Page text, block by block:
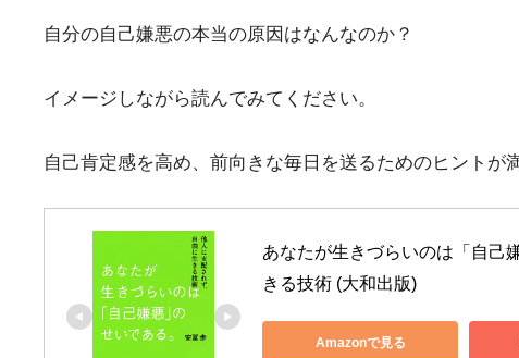
自分の自己嫌悪の本当の原因はなんなのか？
イメージしながら読んでみてください。
自己肯定感を高め、前向きな毎日を送るためのヒントが
あなたが生きづらいのは「自己
きる技術 (大和出版)
Amazonで見る